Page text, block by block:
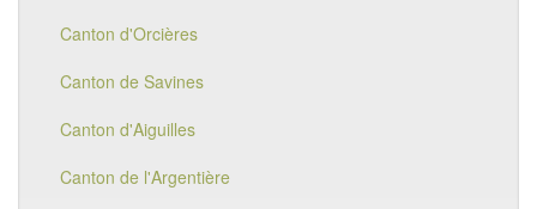
Canton d'Orcières
Canton de Savines
Canton d'Aiguilles
Canton de l'Argentière